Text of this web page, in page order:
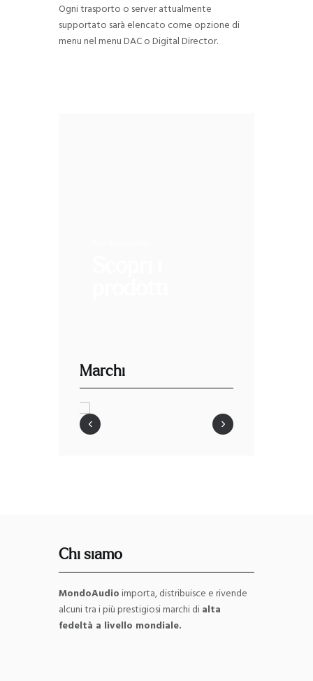
Ogni trasporto o server attualmente
supportato sarà elencato come opzione di
menu nel menu DAC o Digital Director.
Marchi
‹ ›
Chi siamo
MondoAudioimporta, distribuisce e rivende
alcuni tra i più prestigiosi marchi dialta
fedeltà a livello mondiale.